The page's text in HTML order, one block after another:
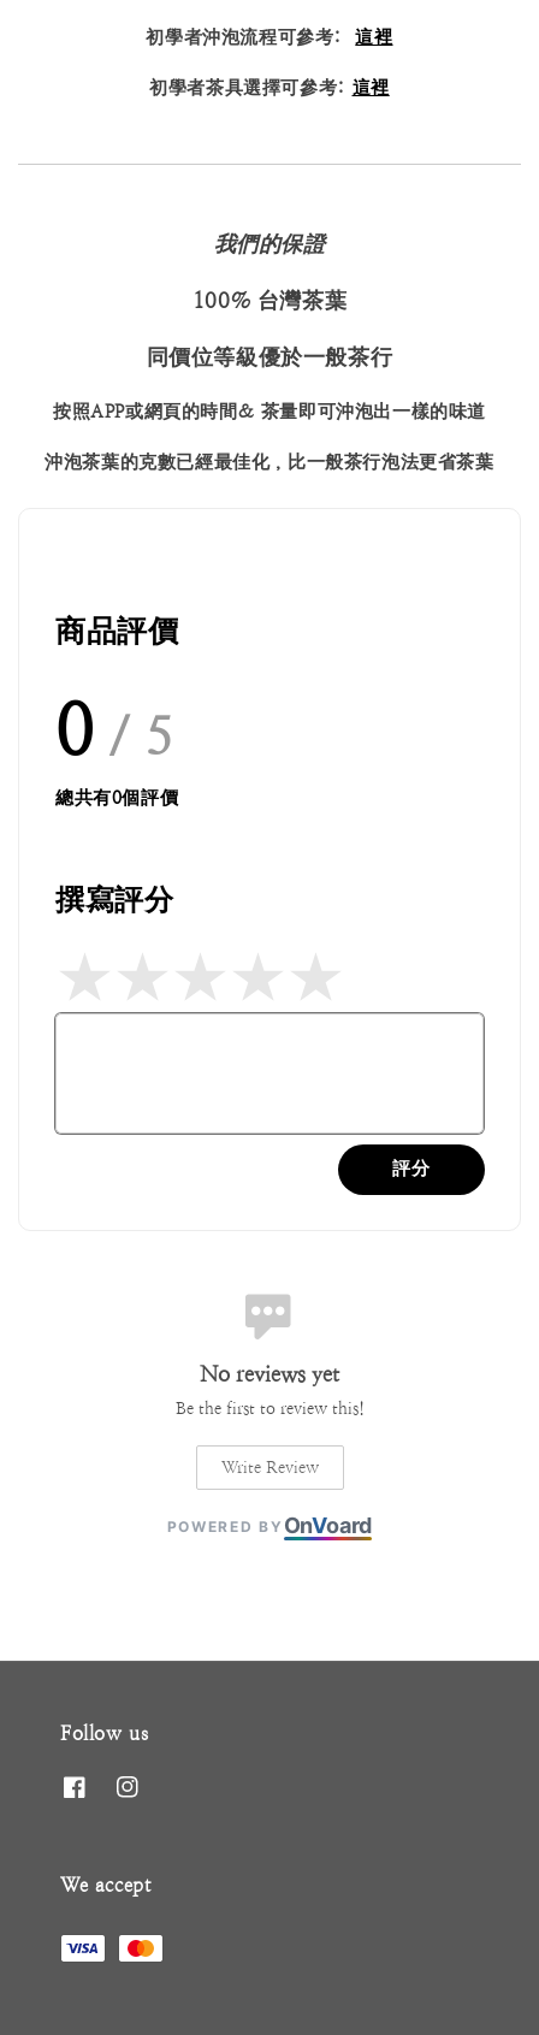
初學者沖泡流程可參考:這裡
初學者茶具選擇可參考: 這裡
我們的保證
100% 台灣茶葉
同價位等級優於一般茶行
按照APP或網頁的時間& 茶量即可沖泡出一樣的味道
沖泡茶葉的克數已經最佳化，比一般茶行泡法更省茶葉
商品評價
0 / 5
總共有0個評價
撰寫評分
評分
No reviews yet
Be the first to review this!
Write Review
POWERED BY OnVoard
Follow us
We accept